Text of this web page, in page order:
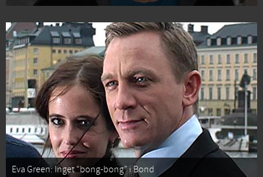
Eva Green: Inget “bong-bong” i Bond